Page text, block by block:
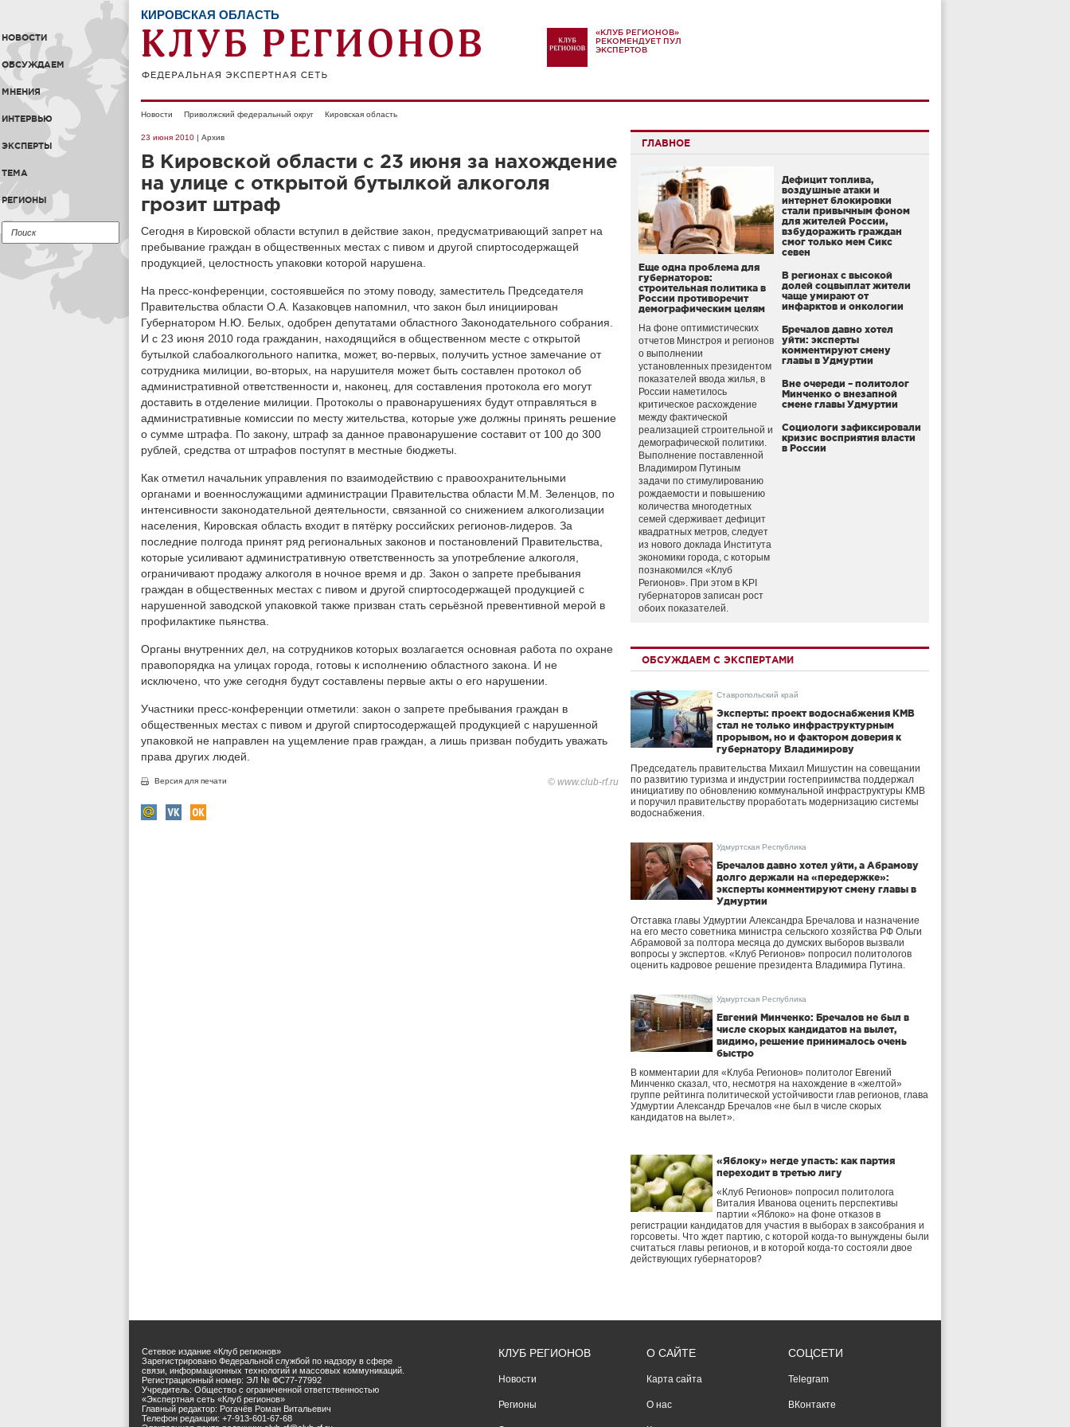
НОВОСТИ
ОБСУЖДАЕМ
МНЕНИЯ
ИНТЕРВЬЮ
ЭКСПЕРТЫ
ТЕМА
РЕГИОНЫ
КИРОВСКАЯ ОБЛАСТЬ
«КЛУБ РЕГИОНОВ»
РЕКОМЕНДУЕТ ПУЛ
ЭКСПЕРТОВ
Новости Приволжский федеральный округ Кировская область
23 июня 2010 | Архив
В Кировской области с 23 июня за нахождение
на улице с открытой бутылкой алкоголя
грозит штраф
Сегодня в Кировской области вступил в действие закон, предусматривающий запрет на
пребывание граждан в общественных местах с пивом и другой спиртосодержащей
продукцией, целостность упаковки которой нарушена.
На пресс-конференции, состоявшейся по этому поводу, заместитель Председателя
Правительства области О.А. Казаковцев напомнил, что закон был инициирован
Губернатором Н.Ю. Белых, одобрен депутатами областного Законодательного собрания.
И с 23 июня 2010 года гражданин, находящийся в общественном месте с открытой
бутылкой слабоалкогольного напитка, может, во-первых, получить устное замечание от
сотрудника милиции, во-вторых, на нарушителя может быть составлен протокол об
административной ответственности и, наконец, для составления протокола его могут
доставить в отделение милиции. Протоколы о правонарушениях будут отправляться в
административные комиссии по месту жительства, которые уже должны принять решение
о сумме штрафа. По закону, штраф за данное правонарушение составит от 100 до 300
рублей, средства от штрафов поступят в местные бюджеты.
Как отметил начальник управления по взаимодействию с правоохранительными
органами и военнослужащими администрации Правительства области М.М. Зеленцов, по
интенсивности законодательной деятельности, связанной со снижением алкоголизации
населения, Кировская область входит в пятёрку российских регионов-лидеров. За
последние полгода принят ряд региональных законов и постановлений Правительства,
которые усиливают административную ответственность за употребление алкоголя,
ограничивают продажу алкоголя в ночное время и др. Закон о запрете пребывания
граждан в общественных местах с пивом и другой спиртосодержащей продукцией с
нарушенной заводской упаковкой также призван стать серьёзной превентивной мерой в
профилактике пьянства.
Органы внутренних дел, на сотрудников которых возлагается основная работа по охране
правопорядка на улицах города, готовы к исполнению областного закона. И не
исключено, что уже сегодня будут составлены первые акты о его нарушении.
Участники пресс-конференции отметили: закон о запрете пребывания граждан в
общественных местах с пивом и другой спиртосодержащей продукцией с нарушенной
упаковкой не направлен на ущемление прав граждан, а лишь призван побудить уважать
права других людей.
Версия для печати © www.club-rf.ru
ГЛАВНОЕ
Еще одна проблема для
губернаторов:
строительная политика в
России противоречит
демографическим целям
На фоне оптимистических
отчетов Минстроя и регионов
о выполнении
установленных президентом
показателей ввода жилья, в
России наметилось
критическое расхождение
между фактической
реализацией строительной и
демографической политики.
Выполнение поставленной
Владимиром Путиным
задачи по стимулированию
рождаемости и повышению
количества многодетных
семей сдерживает дефицит
квадратных метров, следует
из нового доклада Института
экономики города, с которым
познакомился «Клуб
Регионов». При этом в KPI
губернаторов записан рост
обоих показателей.
Дефицит топлива,
воздушные атаки и
интернет блокировки
стали привычным фоном
для жителей России,
взбудоражить граждан
смог только мем Сикс
севен
В регионах с высокой
долей соцвыплат жители
чаще умирают от
инфарктов и онкологии
Бречалов давно хотел
уйти: эксперты
комментируют смену
главы в Удмуртии
Вне очереди – политолог
Минченко о внезапной
смене главы Удмуртии
Социологи зафиксировали
кризис восприятия власти
в России
ОБСУЖДАЕМ С ЭКСПЕРТАМИ
Ставропольский край
Эксперты: проект водоснабжения КМВ
стал не только инфраструктурным
прорывом, но и фактором доверия к
губернатору Владимирову
Председатель правительства Михаил Мишустин на совещании
по развитию туризма и индустрии гостеприимства поддержал
инициативу по обновлению коммунальной инфраструктуры КМВ
и поручил правительству проработать модернизацию системы
водоснабжения.
Удмуртская Республика
Бречалов давно хотел уйти, а Абрамову
долго держали на «передержке»:
эксперты комментируют смену главы в
Удмуртии
Отставка главы Удмуртии Александра Бречалова и назначение
на его место советника министра сельского хозяйства РФ Ольги
Абрамовой за полтора месяца до думских выборов вызвали
вопросы у экспертов. «Клуб Регионов» попросил политологов
оценить кадровое решение президента Владимира Путина.
Удмуртская Республика
Евгений Минченко: Бречалов не был в
числе скорых кандидатов на вылет,
видимо, решение принималось очень
быстро
В комментарии для «Клуба Регионов» политолог Евгений
Минченко сказал, что, несмотря на нахождение в «желтой»
группе рейтинга политической устойчивости глав регионов, глава
Удмуртии Александр Бречалов «не был в числе скорых
кандидатов на вылет».
«Яблоку» негде упасть: как партия
переходит в третью лигу
«Клуб Регионов» попросил политолога
Виталия Иванова оценить перспективы
партии «Яблоко» на фоне отказов в
регистрации кандидатов для участия в выборах в заксобрания и
горсоветы. Что ждет партию, с которой когда-то вынуждены были
считаться главы регионов, и в которой когда-то состояли двое
действующих губернаторов?
Сетевое издание «Клуб регионов»
Зарегистрировано Федеральной службой по надзору в сфере
связи, информационных технологий и массовых коммуникаций.
Регистрационный номер: ЭЛ № ФС77-77992
Учредитель: Общество с ограниченной ответственностью
«Экспертная сеть «Клуб регионов»
Главный редактор: Рогачёв Роман Витальевич
Телефон редакции: +7-913-601-67-68
КЛУБ РЕГИОНОВ
Новости
Регионы
О САЙТЕ
Карта сайта
О нас
СОЦСЕТИ
Telegram
ВКонтакте